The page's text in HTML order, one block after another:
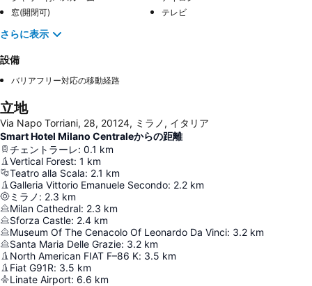
窓(開閉可)
テレビ
さらに表示
設備
バリアフリー対応の移動経路
立地
Via Napo Torriani, 28, 20124, ミラノ, イタリア
Smart Hotel Milano Centraleからの距離
チェントラーレ: 0.1 km
Vertical Forest: 1 km
Teatro alla Scala: 2.1 km
Galleria Vittorio Emanuele Secondo: 2.2 km
ミラノ : 2.3 km
Milan Cathedral: 2.3 km
Sforza Castle: 2.4 km
Museum Of The Cenacolo Of Leonardo Da Vinci: 3.2 km
Santa Maria Delle Grazie: 3.2 km
North American FIAT F–86 K: 3.5 km
Fiat G91R: 3.5 km
Linate Airport: 6.6 km